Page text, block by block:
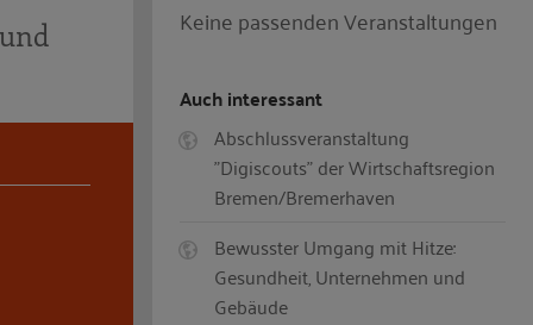
Keine passenden Veranstaltungen
Auch interessant
Abschlussveranstaltung
"Digiscouts" der Wirtschaftsregion
Bremen/Bremerhaven
Bewusster Umgang mit Hitze:
Gesundheit, Unternehmen und
Gebäude